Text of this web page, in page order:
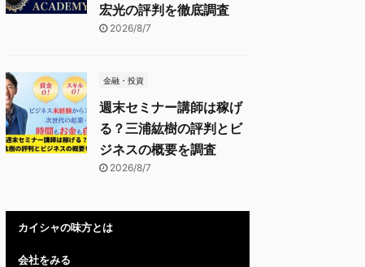
宏光の評判を徹底調査
2026/8/7
金融・投資
週末セミナー講師は稼げ
る？三浦紘樹の評判とビ
ジネスの概要を調査
2026/8/7
カイシャの味方とは
会社をみる